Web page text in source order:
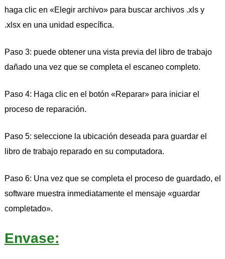
haga clic en «Elegir archivo» para buscar archivos .xls y
.xlsx en una unidad específica.
Paso 3: puede obtener una vista previa del libro de trabajo
dañado una vez que se completa el escaneo completo.
Paso 4: Haga clic en el botón «Reparar» para iniciar el
proceso de reparación.
Paso 5: seleccione la ubicación deseada para guardar el
libro de trabajo reparado en su computadora.
Paso 6: Una vez que se completa el proceso de guardado, el
software muestra inmediatamente el mensaje «guardar
completado».
Envase: